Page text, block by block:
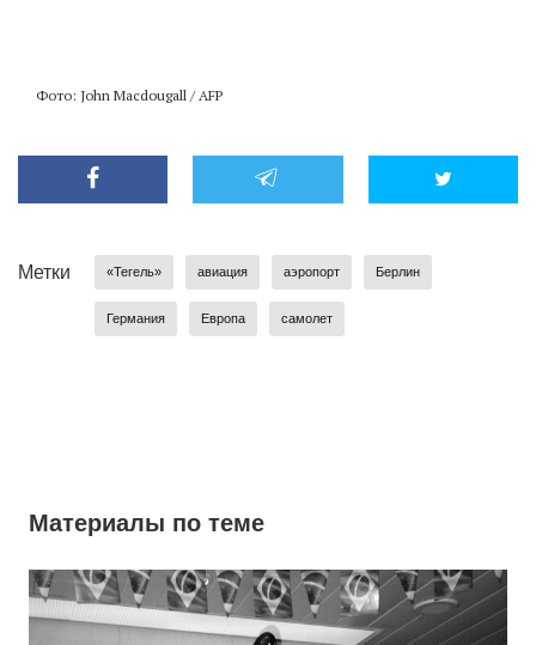
Фото: John Macdougall / AFP
Метки «Тегель» авиация аэропорт Берлин
Германия Европа самолет
Материалы по теме